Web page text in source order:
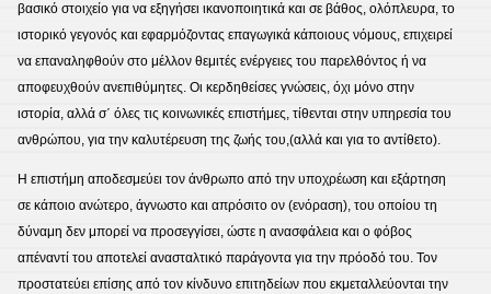
βασικό στοιχείο για να εξηγήσει ικανοποιητικά και σε βάθος, ολόπλευρα, το
ιστορικό γεγονός και εφαρμόζοντας επαγωγικά κάποιους νόμους, επιχειρεί
να επαναληφθούν στο μέλλον θεμιτές ενέργειες του παρελθόντος ή να
αποφευχθούν ανεπιθύμητες. Οι κερδηθείσες γνώσεις, όχι μόνο στην
ιστορία, αλλά σ΄ όλες τις κοινωνικές επιστήμες, τίθενται στην υπηρεσία του
ανθρώπου, για την καλυτέρευση της ζωής του,(αλλά και για το αντίθετο).
Η επιστήμη αποδεσμεύει τον άνθρωπο από την υποχρέωση και εξάρτηση
σε κάποιο ανώτερο, άγνωστο και απρόσιτο ον (ενόραση), του οποίου τη
δύναμη δεν μπορεί να προσεγγίσει, ώστε η ανασφάλεια και ο φόβος
απέναντί του αποτελεί ανασταλτικό παράγοντα για την πρόοδό του. Τον
προστατεύει επίσης από τον κίνδυνο επιτηδείων που εκμεταλλεύονται την